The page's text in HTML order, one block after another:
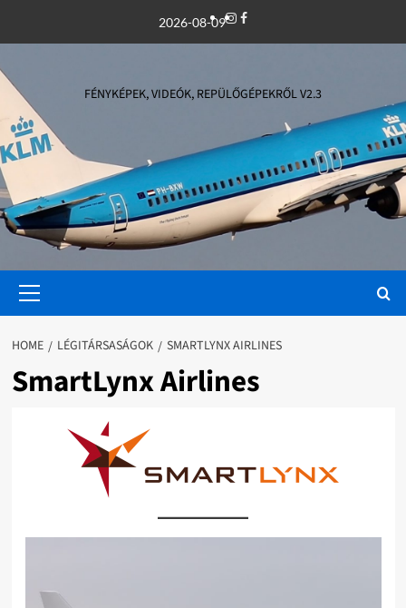
2026-08-09Instagram
Facebook
FÉNYKÉPEK, VIDEÓK, REPÜLŐGÉPEKRŐL V2.3
Menu
HOME LÉGITÁRSASÁGOK SMARTLYNX AIRLINES
SmartLynx Airlines